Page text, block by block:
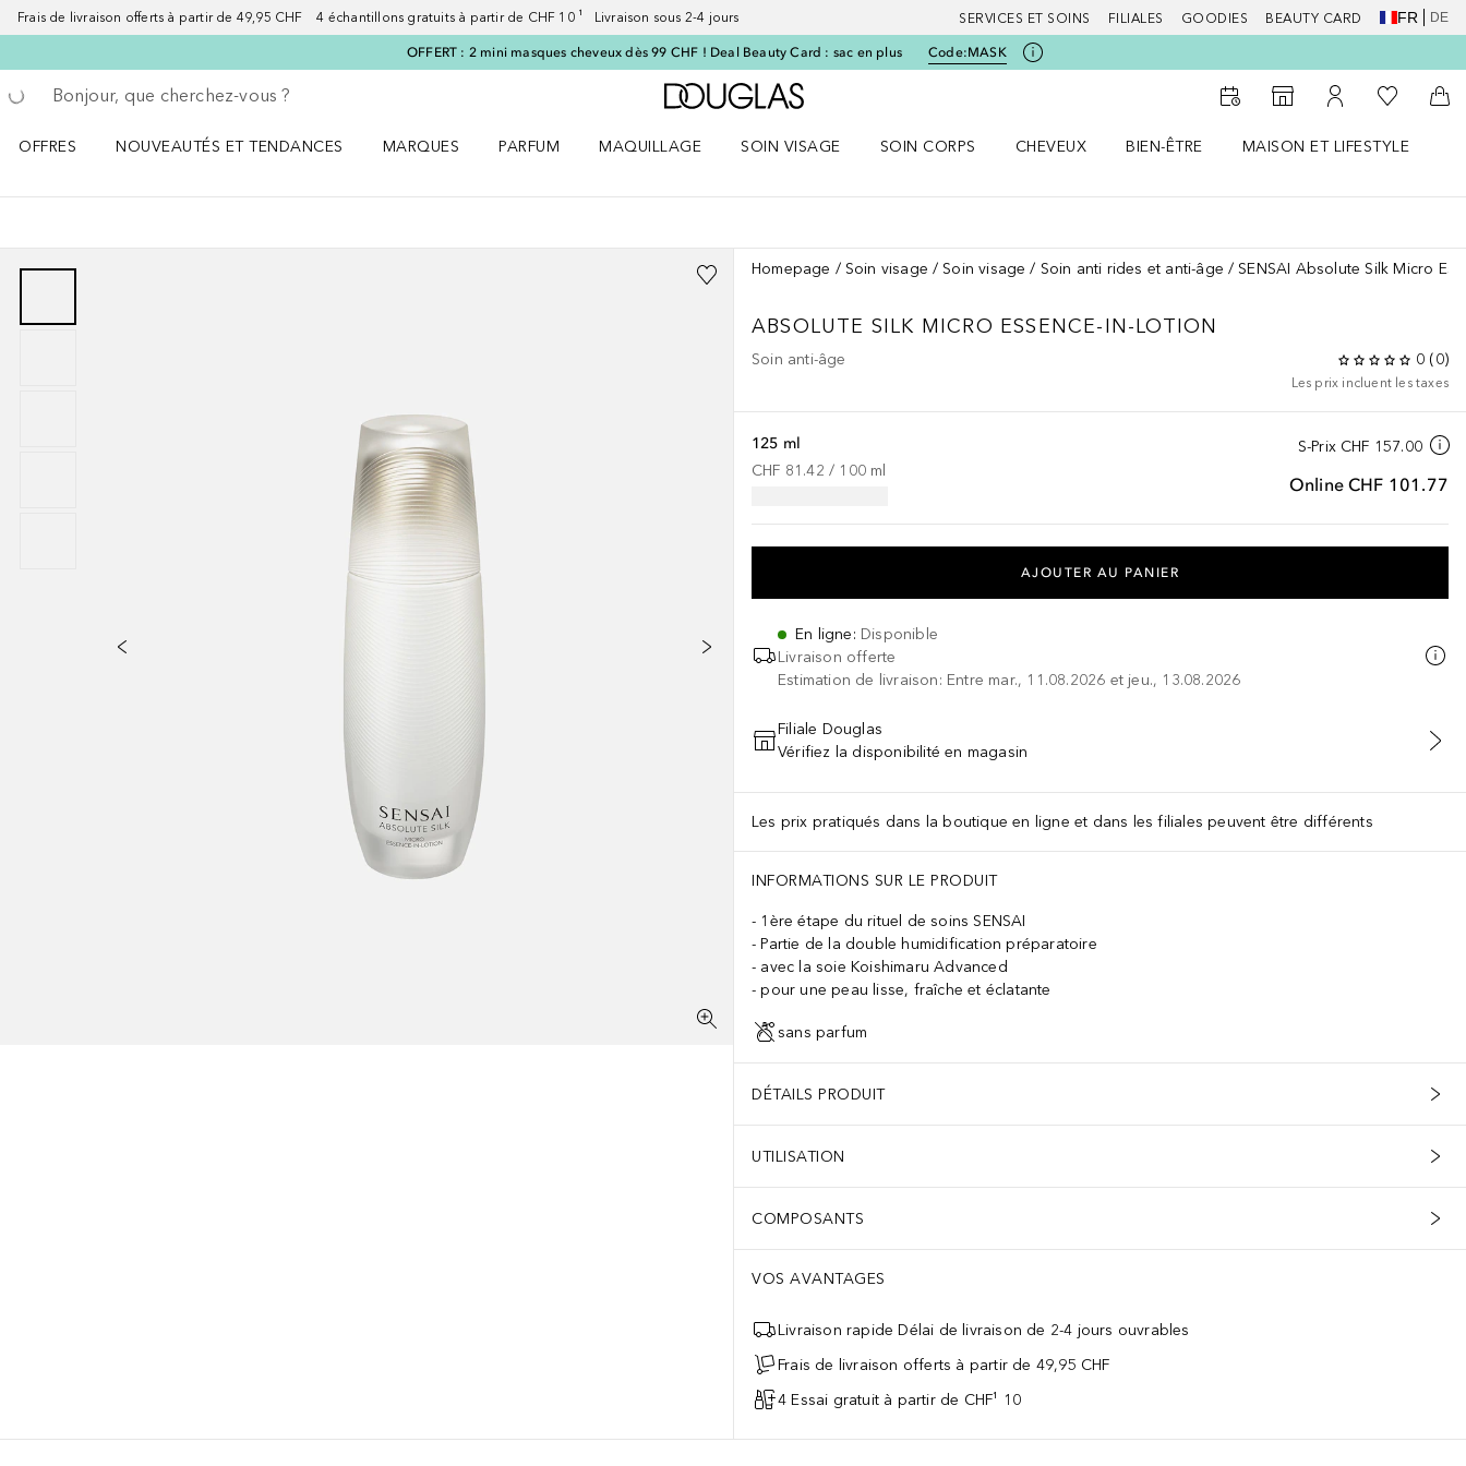
Frais de livraison offerts à partir de 49,95 CHF 4 échantillons gratuits à partir de CHF 10 ¹ Livraison sous 2-4 jours SERVICES ET SOINS FILIALES GOODIES BEAUTY CARD FR DE
OFFERT : 2 mini masques cheveux dès 99 CHF ! Deal Beauty Card : sac en plus Code:MASK
Retourner
Exécuter la recherche
Vers l'accueil Douglas
Vers le Storefinder
Vers Mon Compte
Vers Ma
OFFRES
NOUVEAUTÉS ET TENDANCES
MARQUES
PARFUM
MAQUILLAGE
SOIN VISAGE
SOIN CORPS
CHEVEUX
BIEN-ÊTRE
MAISON ET LIFESTYLE
Homepage Soin visage Soin visage Soin anti rides et anti-âge SENSAI Absolute Silk Micro
ABSOLUTE SILK MICRO ESSENCE-IN-LOTION
Soin anti-âge 0 (0)
Les prix incluent les taxes
S-Prix CHF 157.00
Online CHF 101.77
125 ml
CHF 81.42 / 100 ml
AJOUTER AU PANIER
En ligne: Disponible
Livraison offerte
Estimation de livraison: Entre mar., 11.08.2026 et jeu., 13.08.2026
Filiale Douglas
Vérifiez la disponibilité en magasin
Les prix pratiqués dans la boutique en ligne et dans les filiales peuvent être différents
INFORMATIONS SUR LE PRODUIT
1ère étape du rituel de soins SENSAI
Partie de la double humidification préparatoire
avec la soie Koishimaru Advanced
pour une peau lisse, fraîche et éclatante
sans parfum
DÉTAILS PRODUIT
UTILISATION
COMPOSANTS
VOS AVANTAGES
Livraison rapide Délai de livraison de 2-4 jours ouvrables
Frais de livraison offerts à partir de 49,95 CHF
4 Essai gratuit à partir de CHF¹ 10